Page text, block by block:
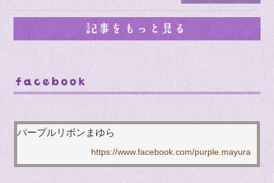
パープルリボンまゆら